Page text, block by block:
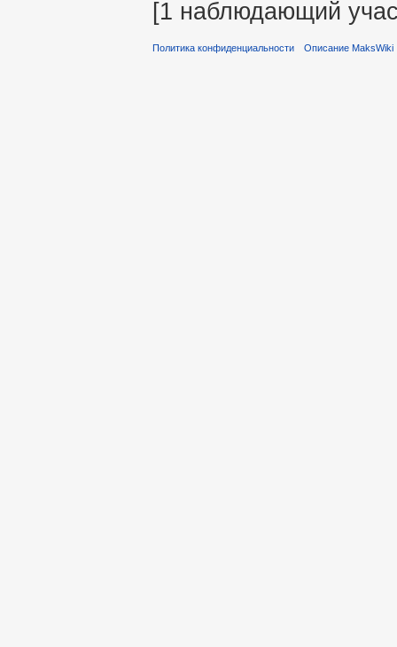
[1 наблюдающий
Политика конфиденциальности Описание MaksWiki